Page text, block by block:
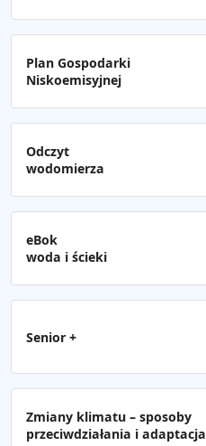
Plan Gospodarki
Niskoemisyjnej
Odczyt
wodomierza
eBok
woda i ścieki
Senior +
Zmiany klimatu – sposoby
przeciwdziałania i adaptacja